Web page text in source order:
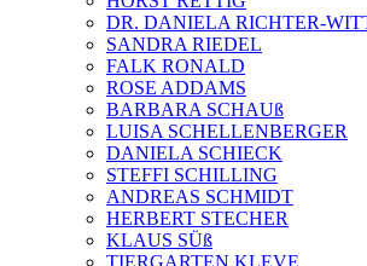
DR. DANIELA RICHTER-
SANDRA RIEDEL
FALK RONALD
ROSE ADDAMS
BARBARA SCHAUß
LUISA SCHELLENBERGER
DANIELA SCHIECK
STEFFI SCHILLING
ANDREAS SCHMIDT
HERBERT STECHER
KLAUS SÜß
TIERGARTEN KLEVE